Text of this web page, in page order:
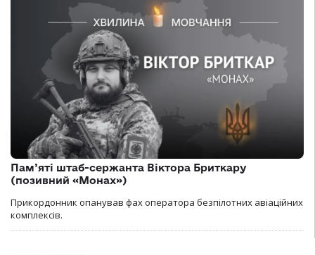
Пам’яті штаб-сержанта Віктора Бриткару
(позивний «Монах»)
Прикордонник опанував фах оператора безпілотних авіаційних
комплексів.